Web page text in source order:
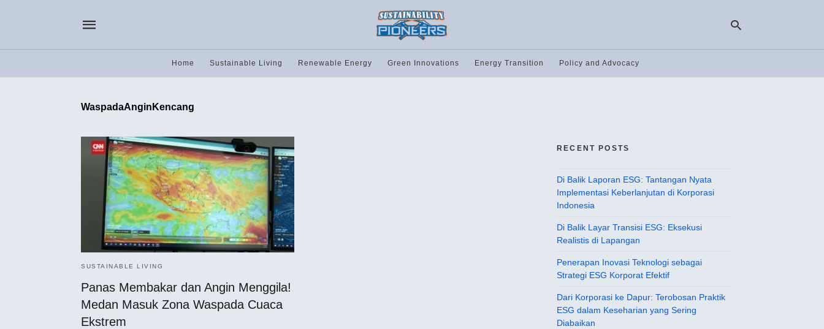
Home Sustainable Living Renewable Energy Green Innovations Energy Transition Policy and Advocacy
WaspadaAnginKencang
SUSTAINABLE LIVING
Panas Membakar dan Angin Menggila!
Medan Masuk Zona Waspada Cuaca
Ekstrem
RECENT POSTS
Di Balik Laporan ESG: Tantangan Nyata
Implementasi Keberlanjutan di Korporasi
Indonesia
Di Balik Layar Transisi ESG: Eksekusi
Realistis di Lapangan
Penerapan Inovasi Teknologi sebagai
Strategi ESG Korporat Efektif
Dari Korporasi ke Dapur: Terobosan Praktik
ESG dalam Keseharian yang Sering
Diabaikan